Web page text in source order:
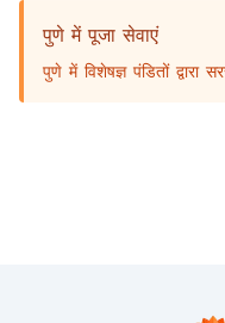
पुणे में पूजा सेवाएं
पुणे में विशेषज्ञ पंडितों